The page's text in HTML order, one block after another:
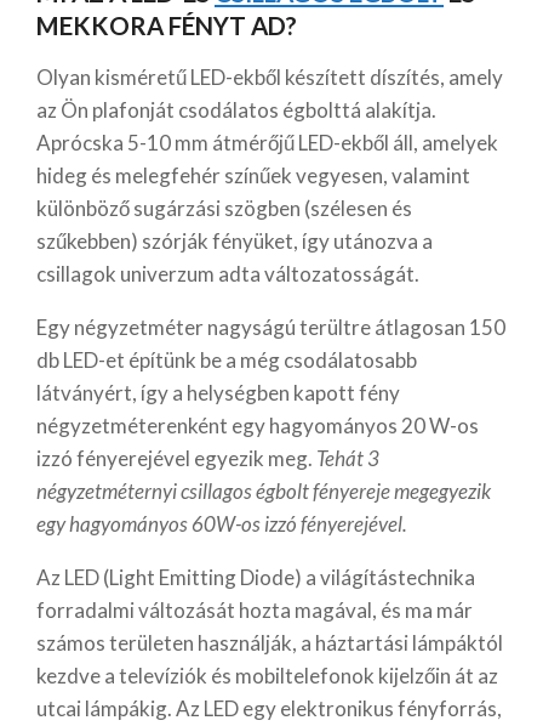
MEKKORA FÉNYT AD?
Olyan kisméretű LED-ekből készített díszítés, amely
az Ön plafonját csodálatos égbolttá alakítja.
Aprócska 5-10 mm átmérőjű LED-ekből áll, amelyek
hideg és melegfehér színűek vegyesen, valamint
különböző sugárzási szögben (szélesen és
szűkebben) szórják fényüket, így utánozva a
csillagok univerzum adta változatosságát.
Egy négyzetméter nagyságú terültre átlagosan 150
db LED-et építünk be a még csodálatosabb
látványért, így a helységben kapott fény
négyzetméterenként egy hagyományos 20 W-os
izzó fényerejével egyezik meg. Tehát 3
négyzetméternyi csillagos égbolt fényereje megegyezik
egy hagyományos 60W-os izzó fényerejével.
Az LED (Light Emitting Diode) a világítástechnika
forradalmi változását hozta magával, és ma már
számos területen használják, a háztartási lámpáktól
kezdve a televíziók és mobiltelefonok kijelzőin át az
utcai lámpákig. Az LED egy elektronikus fényforrás,